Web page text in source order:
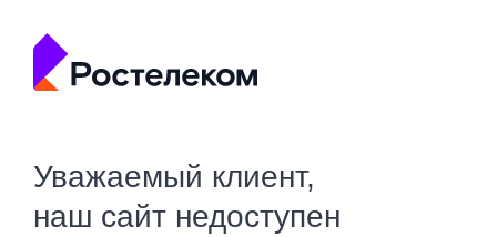
Уважаемый клиент,
наш сайт недоступен